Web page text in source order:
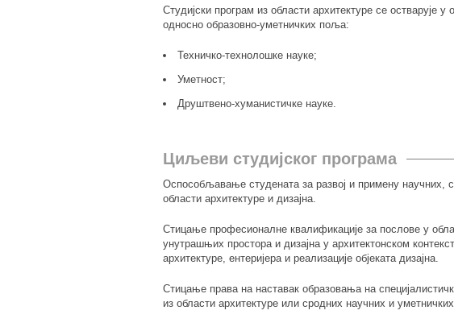
Студијски програм из области архитектуре се остварује
односно образовно-уметничких поља:
Техничко-технолошке науке;
Уметност;
Друштвено-хуманистичке науке.
Циљеви студијског програма
Оспособљавање студената за развој и примену научних,
области архитектуре и дизајна.
Стицање професионалне квалификације за послове у
унутрашњих простора и дизајна у архитектонском
архитектуре, ентеријера и реализације објеката дизајна.
Стицање права на наставак образовања на
из области архитектуре или сродних научних и